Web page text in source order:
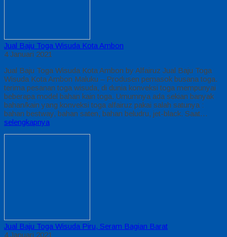
Jual Baju Toga Wisuda Kota Ambon
4 Januari 2021
Jual Baju Toga Wisuda Kota Ambon by Alfairuz Jual Baju Toga
Wisuda Kota Ambon Maluku – Produsen pemasok busana toga.
terima pesanan toga wisuda, di dunia konveksi toga mempunyai
beberapa model bahan kain toga. Umumnya ada sekian banyak
bahan/kain yang konveksi toga alfairuz pakai salah satunya :
bahan bestway, bahan saten, bahan beludru, jet-black. Saat…
selengkapnya
Jual Baju Toga Wisuda Piru, Seram Bagian Barat
4 Januari 2021